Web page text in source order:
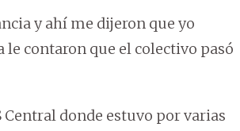
y ahí me dijeron que yo
contaron que el colectivo pasó
Central donde estuvo por varias